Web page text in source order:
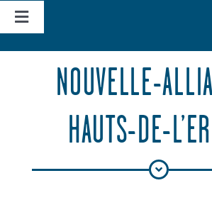
Navigation
basculeNOUVELLE-
HAUTS-DE-